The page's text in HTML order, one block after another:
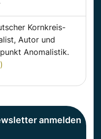
Kornkreis-
Autor und
Anomalistik.
anmelden